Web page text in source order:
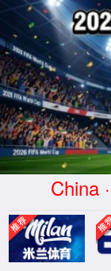
7790集
官网
于我们